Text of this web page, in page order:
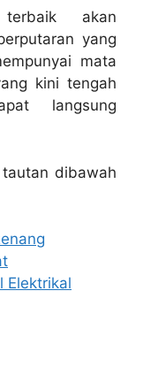
akan
yang
mata
kini tengah
langsung
dibawah
Elektrikal